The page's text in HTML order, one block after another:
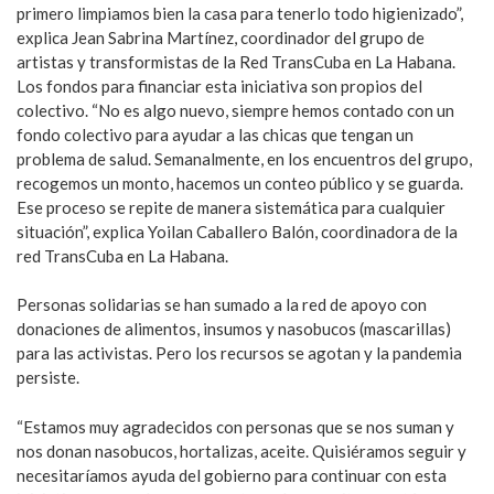
primero limpiamos bien la casa para tenerlo todo higienizado”,
explica Jean Sabrina Martínez, coordinador del grupo de
artistas y transformistas de la Red TransCuba en La Habana.
Los fondos para financiar esta iniciativa son propios del
colectivo. “No es algo nuevo, siempre hemos contado con un
fondo colectivo para ayudar a las chicas que tengan un
problema de salud. Semanalmente, en los encuentros del grupo,
recogemos un monto, hacemos un conteo público y se guarda.
Ese proceso se repite de manera sistemática para cualquier
situación”, explica Yoilan Caballero Balón, coordinadora de la
red TransCuba en La Habana.
Personas solidarias se han sumado a la red de apoyo con
donaciones de alimentos, insumos y nasobucos (mascarillas)
para las activistas. Pero los recursos se agotan y la pandemia
persiste.
“Estamos muy agradecidos con personas que se nos suman y
nos donan nasobucos, hortalizas, aceite. Quisiéramos seguir y
necesitaríamos ayuda del gobierno para continuar con esta